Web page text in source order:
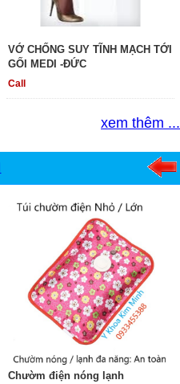
VỚ CHỐNG SUY TĨNH MẠCH TỚI
GỐI MEDI -ĐỨC
Call
xem thêm ...
Chườm điện nóng lạnh